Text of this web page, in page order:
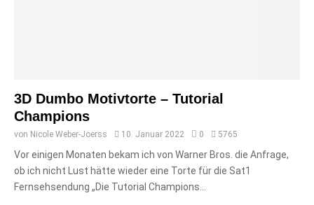
3D Dumbo Motivtorte – Tutorial
Champions
von Nicole Weber-Joerss 10. Januar 2022 0 5765
Vor einigen Monaten bekam ich von Warner Bros. die Anfrage,
ob ich nicht Lust hätte wieder eine Torte für die Sat1
Fernsehsendung „Die Tutorial Champions...